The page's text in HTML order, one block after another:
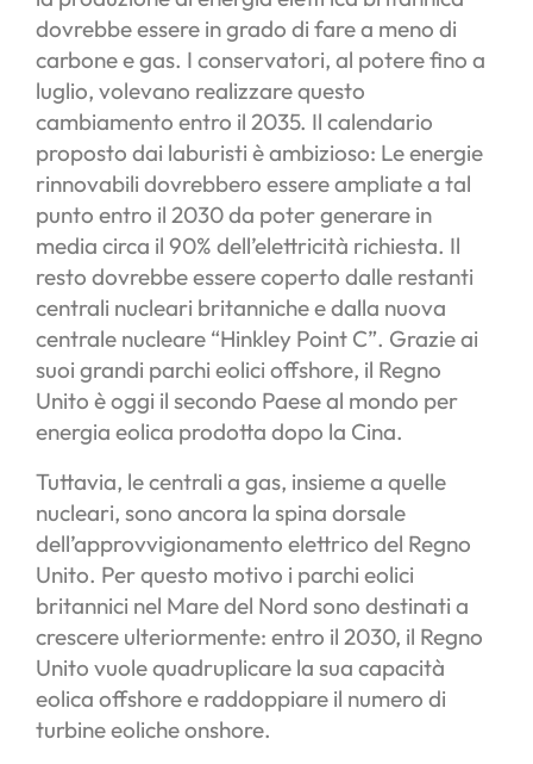
dovrebbe essere in grado di fare a meno di
carbone e gas. I conservatori, al potere fino a
luglio, volevano realizzare questo
cambiamento entro il 2035. Il calendario
proposto dai laburisti è ambizioso: Le energie
rinnovabili dovrebbero essere ampliate a tal
punto entro il 2030 da poter generare in
media circa il 90% dell’elettricità richiesta. Il
resto dovrebbe essere coperto dalle restanti
centrali nucleari britanniche e dalla nuova
centrale nucleare “Hinkley Point C”. Grazie ai
suoi grandi parchi eolici offshore, il Regno
Unito è oggi il secondo Paese al mondo per
energia eolica prodotta dopo la Cina.
Tuttavia, le centrali a gas, insieme a quelle
nucleari, sono ancora la spina dorsale
dell’approvvigionamento elettrico del Regno
Unito. Per questo motivo i parchi eolici
britannici nel Mare del Nord sono destinati a
crescere ulteriormente: entro il 2030, il Regno
Unito vuole quadruplicare la sua capacità
eolica offshore e raddoppiare il numero di
turbine eoliche onshore.